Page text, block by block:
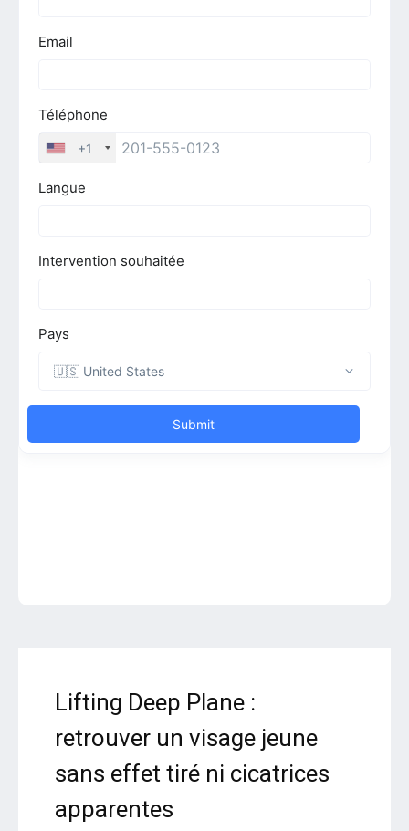
Lifting Deep Plane :
retrouver un visage jeune
sans effet tiré ni cicatrices
apparentes